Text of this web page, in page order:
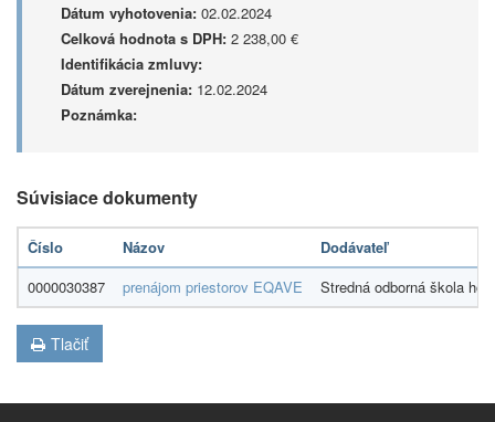
Dátum vyhotovenia: 02.02.2024
Celková hodnota s DPH: 2 238,00 €
Identifikácia zmluvy:
Dátum zverejnenia: 12.02.2024
Poznámka:
Súvisiace dokumenty
Číslo Názov
Dodávateľ
0000030387
prenájom priestorov EQAVE Stredná odborná škola
Tlačiť